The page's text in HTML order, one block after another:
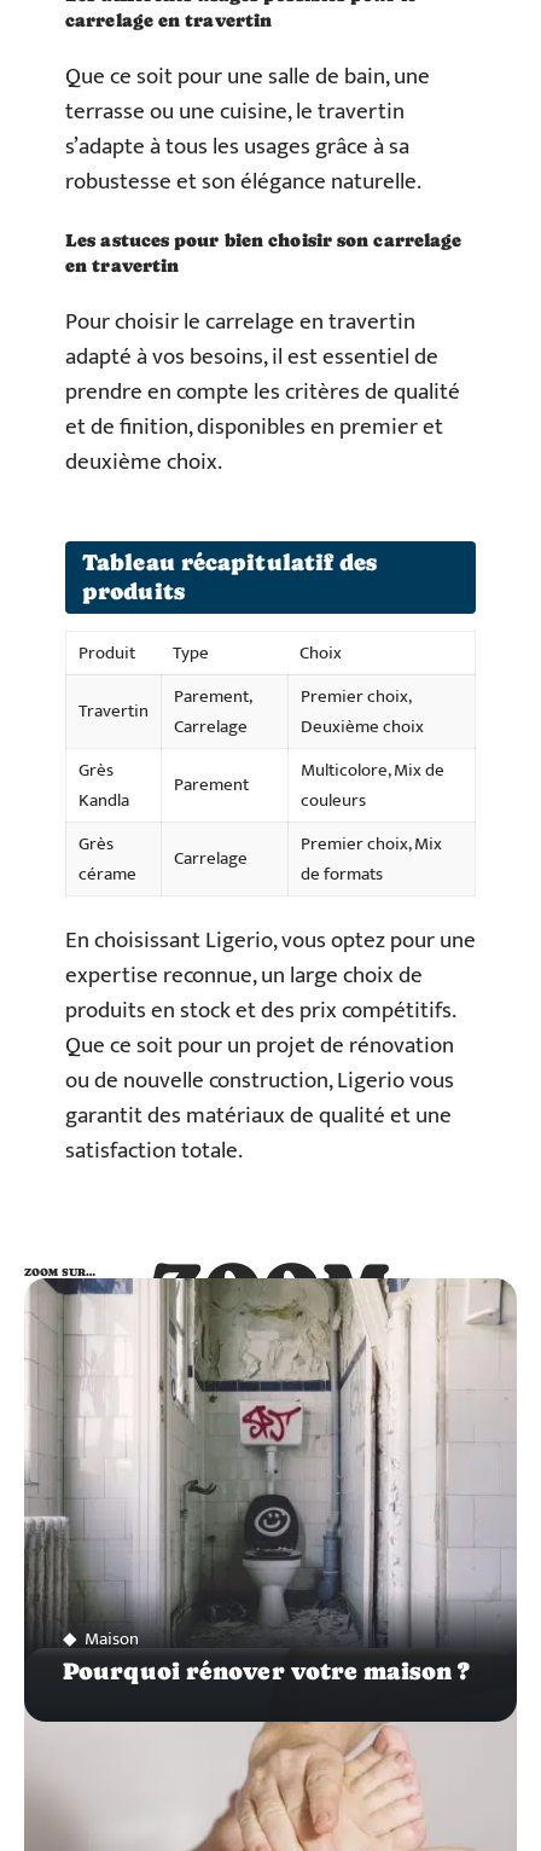
carrelage en travertin
Que ce soit pour une salle de bain, une
terrasse ou une cuisine, le travertin
s’adapte à tous les usages grâce à sa
robustesse et son élégance naturelle.
Les astuces pour bien choisir son carrelage
en travertin
Pour choisir le carrelage en travertin
adapté à vos besoins, il est essentiel de
prendre en compte les critères de qualité
et de finition, disponibles en premier et
deuxième choix.
Tableau récapitulatif des
produits
Produit Type
Choix
Travertin
Parement,
Carrelage
Premier choix,
Deuxième choix
Grès
Kandla
Parement
Multicolore, Mix de
couleurs
Grès
cérame
Carrelage
Premier choix, Mix
de formats
En choisissant Ligerio, vous optez pour une
expertise reconnue, un large choix de
produits en stock et des prix compétitifs.
Que ce soit pour un projet de rénovation
ou de nouvelle construction, Ligerio vous
garantit des matériaux de qualité et une
satisfaction totale.
ZOOM
SUR…
ZOOM SUR…
Maison
Pourquoi rénover votre maison ?